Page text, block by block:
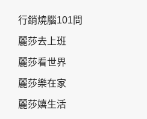
行銷燒腦101問
麗莎去上班
麗莎看世界
麗莎樂在家
麗莎嬉生活